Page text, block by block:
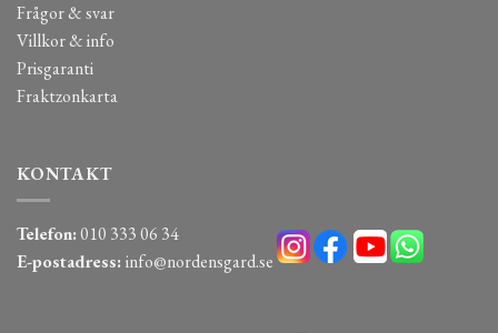
Frågor & svar
Villkor & info
Prisgaranti
Fraktzonkarta
KONTAKT
Telefon:010 333 06 34
E-postadress: info@nordensgard.se